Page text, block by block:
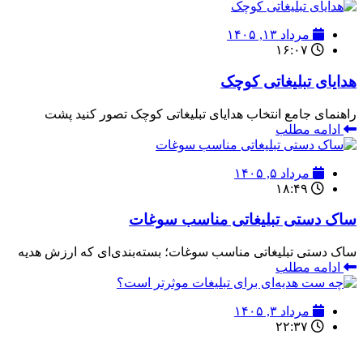
مرداد ۱۳, ۱۴۰۵
۱۶:۰۷
هدایای تبلیغاتی کوچک
راهنمای جامع انتخاب هدایای تبلیغاتی کوچک تصور کنید پشت
ادامه مطلب
مرداد ۵, ۱۴۰۵
۱۸:۴۹
ساک دستی تبلیغاتی مناسب سوغات
ساک دستی تبلیغاتی مناسب سوغات؛ بسته‌بندی‌ای که ارزش هدیه
ادامه مطلب
مرداد ۳, ۱۴۰۵
۲۲:۳۷